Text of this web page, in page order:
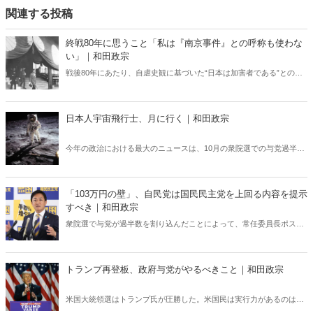
関連する投稿
終戦80年に思うこと「私は『南京事件』との呼称も使わな
い」｜和田政宗
戦後80年にあたり、自虐史観に基づいた“日本は加害者である”との番
う。しかし、南京戦において日本軍は意図的に住民を殺害したとの記
述は公文書に存在しない――。
日本人宇宙飛行士、月に行く｜和田政宗
今年の政治における最大のニュースは、10月の衆院選での与党過半数
第4位に落ちたことから、経済面においても日本の将来に悲観的な観
測をお持ちの方がいらっしゃると思う。「先行きは暗い」とおっしゃ
る方も多くいる。一方で、今年決定したことの中では、将来の日本に
とても希望が持てるものが含まれている――。
「103万円の壁」、自民党は国民民主党を上回る内容を提示
すべき｜和田政宗
衆院選で与党が過半数を割り込んだことによって、常任委員長ポスト
なのか。（写真提供／産経新聞社）
トランプ再登板、政府与党がやるべきこと｜和田政宗
米国大統領選はトランプ氏が圧勝した。米国民は実行力があるのはト